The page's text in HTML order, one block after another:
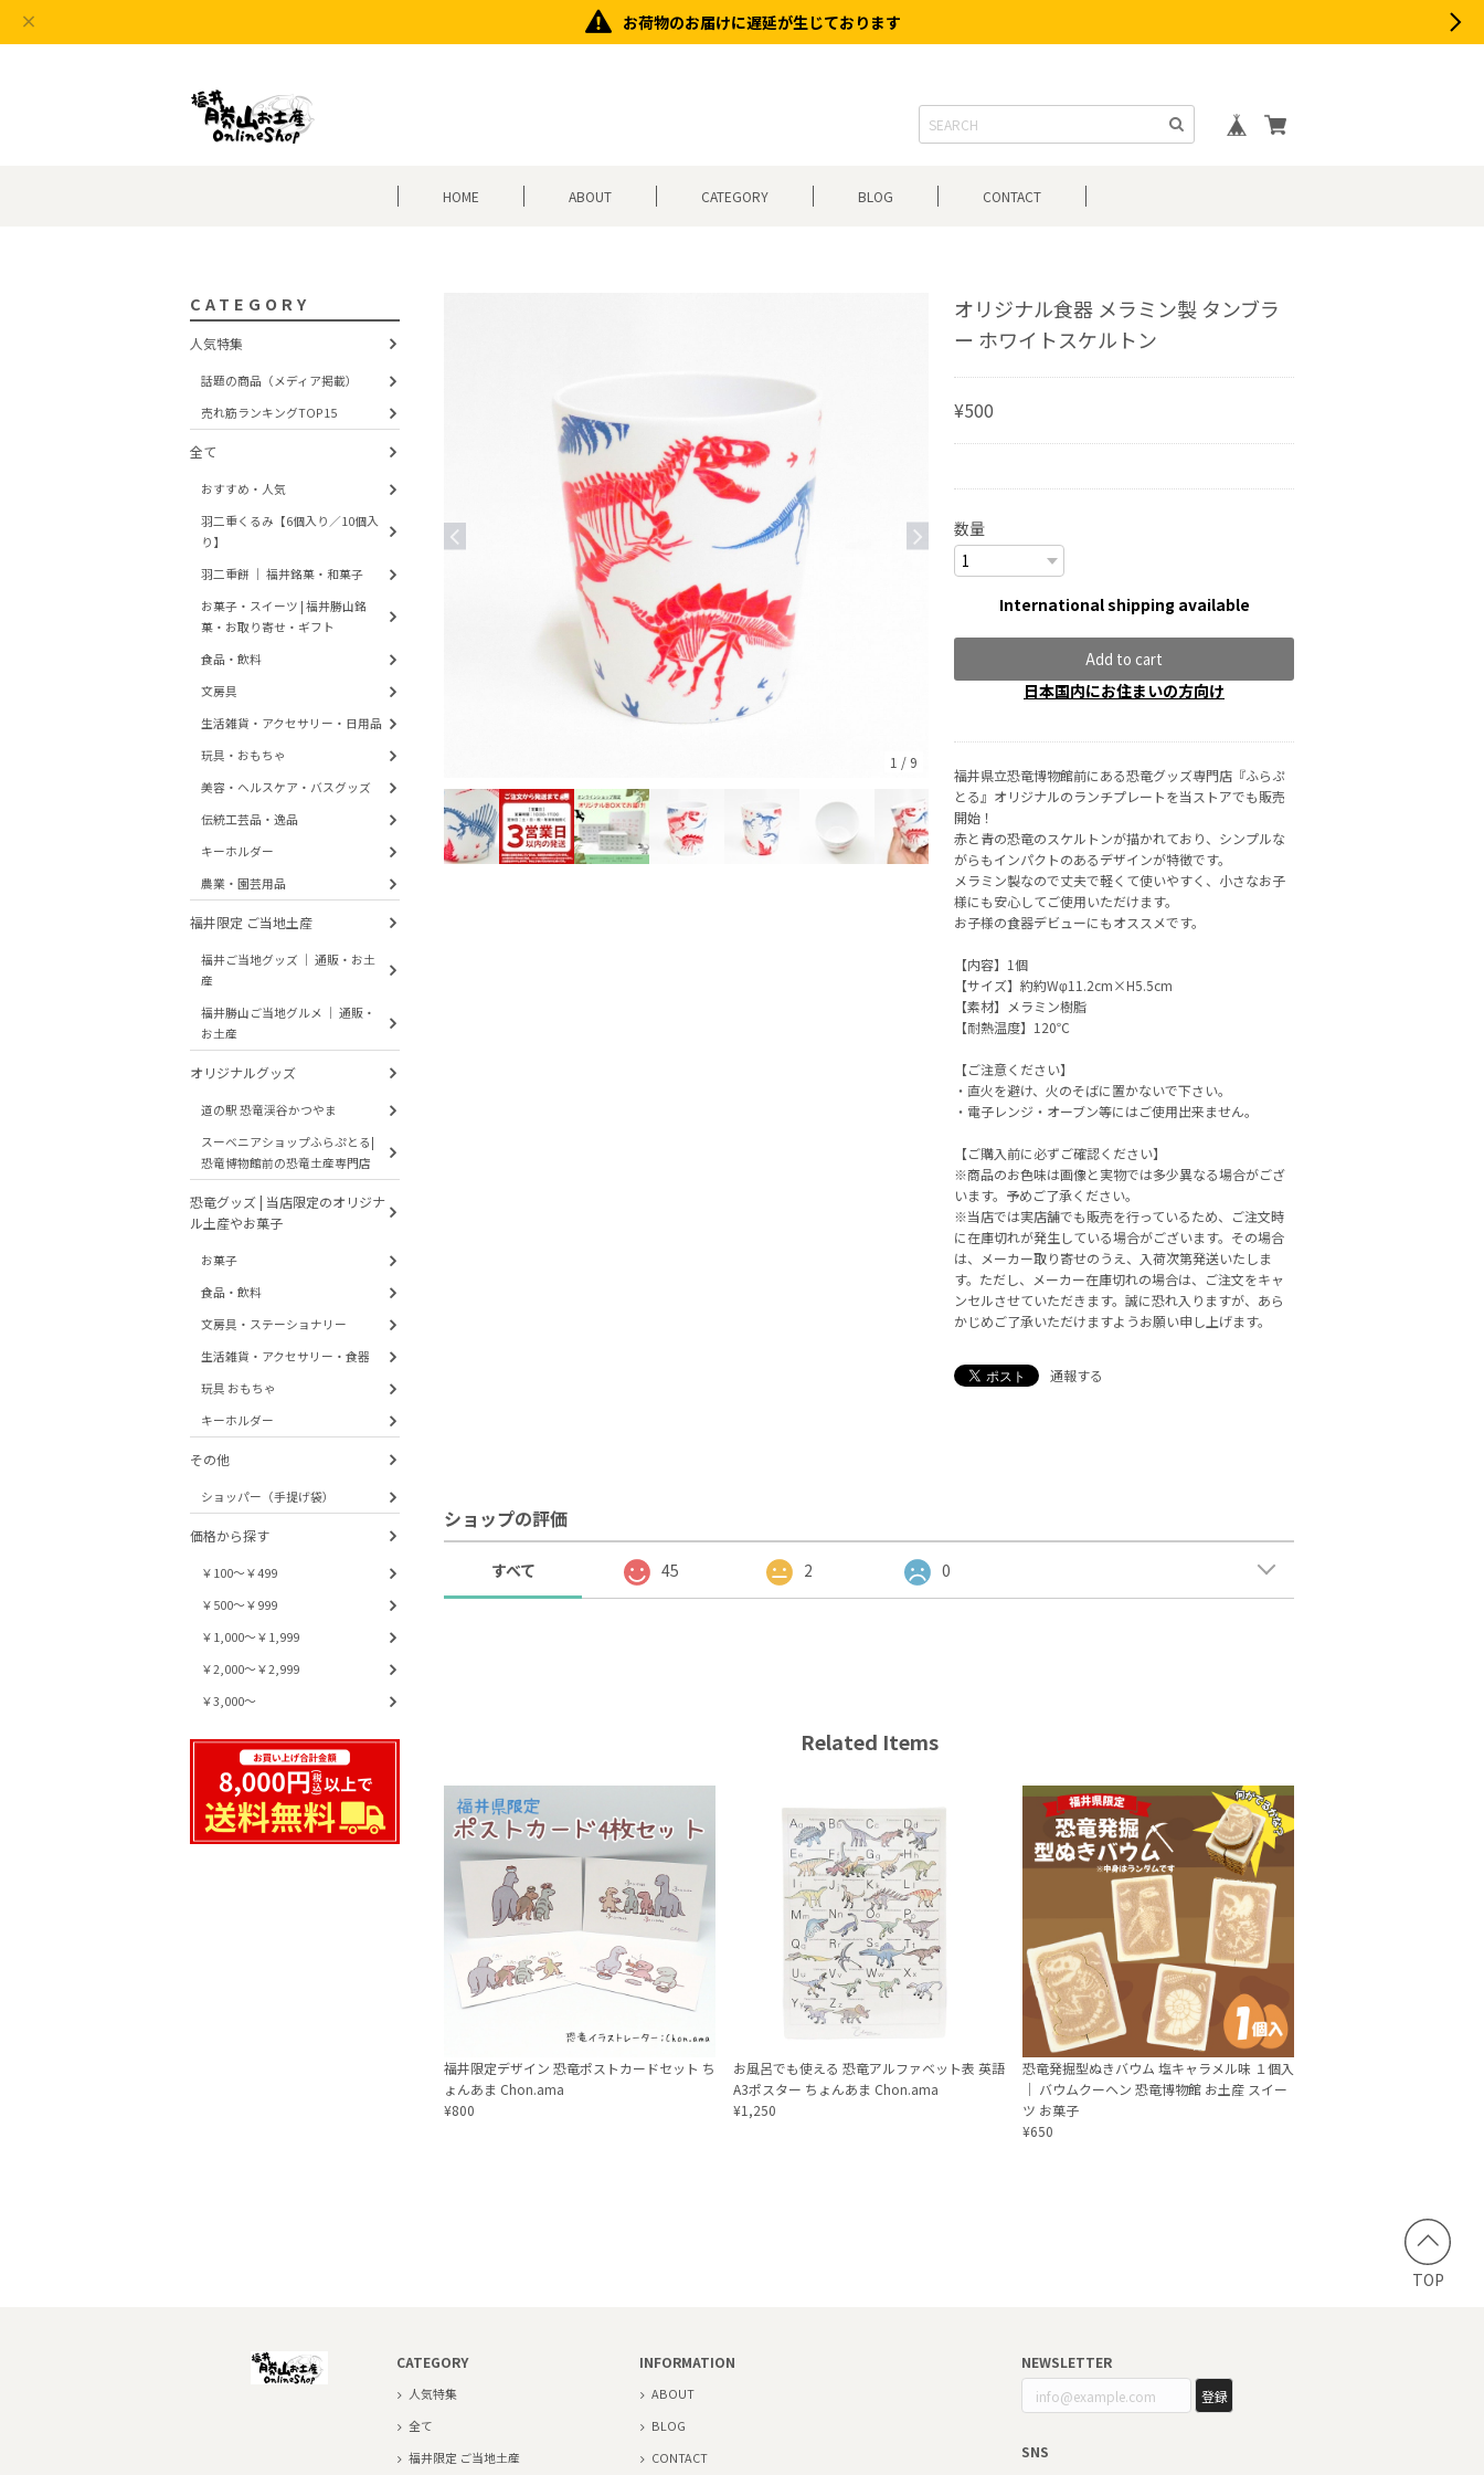
お荷物のお届けに遅延が生じております
HOME ABOUT CATEGORY BLOG CONTACT
CATEGORY
人気特集
話題の商品（メディア掲載）
売れ筋ランキングTOP15
全て
おすすめ・人気
羽二重くるみ【6個入り／10個入
り】
羽二重餅 ｜ 福井銘菓・和菓子
お菓子・スイーツ | 福井勝山銘
菓・お取り寄せ・ギフト
食品・飲料
文房具
生活雑貨・アクセサリー・日用品
玩具・おもちゃ
美容・ヘルスケア・バスグッズ
伝統工芸品・逸品
キーホルダー
農業・園芸用品
福井限定 ご当地土産
福井ご当地グッズ ｜ 通販・お土
産
福井勝山ご当地グルメ ｜ 通販・
お土産
オリジナルグッズ
道の駅 恐竜渓谷かつやま
スーベニアショップふらぷとる|
恐竜博物館前の恐竜土産専門店
恐竜グッズ | 当店限定のオリジナ
ル土産やお菓子
お菓子
食品・飲料
文房具・ステーショナリー
生活雑貨・アクセサリー・食器
玩具 おもちゃ
キーホルダー
その他
ショッパー（手提げ袋）
価格から探す
￥100～￥499
￥500～￥999
￥1,000～￥1,999
￥2,000～￥2,999
￥3,000～
1 / 9
オリジナル食器 メラミン製 タンブラ
ー ホワイトスケルトン
¥500
数量
International shipping available
Add to cart
日本国内にお住まいの方向け
福井県立恐竜博物館前にある恐竜グッズ専門店『ふらぷ
とる』オリジナルのランチプレートを当ストアでも販売
開始！
赤と青の恐竜のスケルトンが描かれており、シンプルな
がらもインパクトのあるデザインが特徴です。
メラミン製なので丈夫で軽くて使いやすく、小さなお子
様にも安心してご使用いただけます。
お子様の食器デビューにもオススメです。
【内容】1個
【サイズ】約約Wφ11.2cm×H5.5cm
【素材】メラミン樹脂
【耐熱温度】120℃
【ご注意ください】
・直火を避け、火のそばに置かないで下さい。
・電子レンジ・オーブン等にはご使用出来ません。
【ご購入前に必ずご確認ください】
※商品のお色味は画像と実物では多少異なる場合がござ
います。予めご了承ください。
※当店では実店舗でも販売を行っているため、ご注文時
に在庫切れが発生している場合がございます。その場合
は、メーカー取り寄せのうえ、入荷次第発送いたしま
す。ただし、メーカー在庫切れの場合は、ご注文をキャ
ンセルさせていただきます。誠に恐れ入りますが、あら
かじめご了承いただけますようお願い申し上げます。
通報する
ショップの評価
すべて 45 2 0
Related Items
福井限定デザイン 恐竜ポストカードセット ち
ょんあま Chon.ama
¥800
お風呂でも使える 恐竜アルファベット表 英語
A3ポスター ちょんあま Chon.ama
¥1,250
恐竜発掘型ぬきバウム 塩キャラメル味 １個入
｜ バウムクーヘン 恐竜博物館 お土産 スイー
ツ お菓子
¥650
TOP
CATEGORY
人気特集
全て
福井限定 ご当地土産
INFORMATION
ABOUT
BLOG
CONTACT
NEWSLETTER
登録
SNS